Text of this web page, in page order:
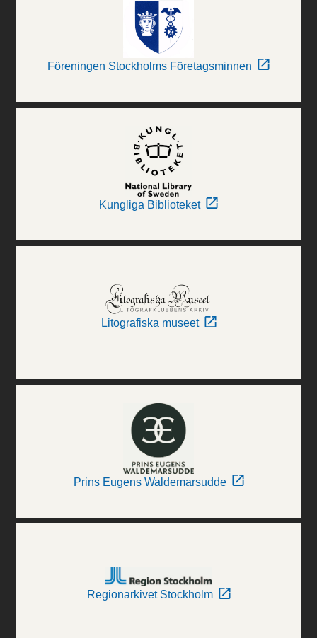
Föreningen Stockholms Företagsminnen
Kungliga Biblioteket
Litografiska museet
Prins Eugens Waldemarsudde
Regionarkivet Stockholm